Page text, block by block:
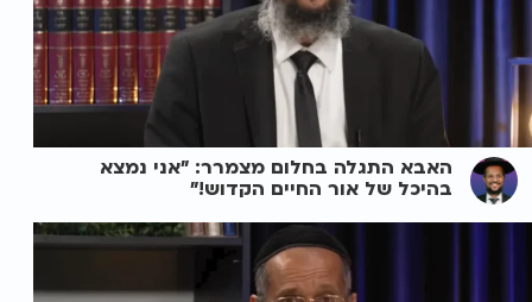
האבא התגלה בחלום מצמרר: "אני נמצא
בהיכל של אור החיים הקדוש!"